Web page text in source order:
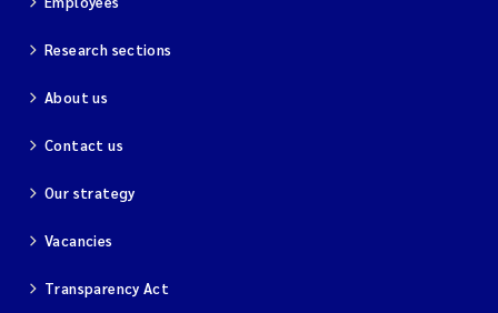
Research sections
About us
Contact us
Our strategy
Vacancies
Transparency Act